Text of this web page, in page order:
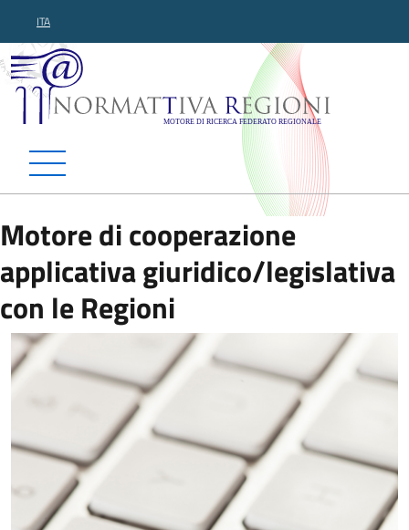
ITA
Normattiva Regioni -
Motore di cooperazione
applicativa giuridico/legislativa
con le Regioni